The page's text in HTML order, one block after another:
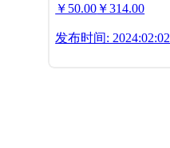
￥50.00 ￥314.00
发布时间: 2024:02:02